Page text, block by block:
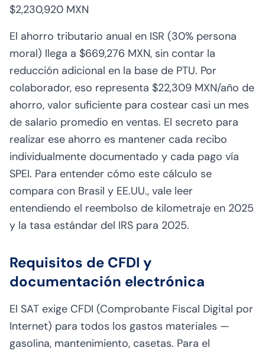
$2,230,920 MXN
El ahorro tributario anual en ISR (30% persona
moral) llega a $669,276 MXN, sin contar la
reducción adicional en la base de PTU. Por
colaborador, eso representa $22,309 MXN/año de
ahorro, valor suficiente para costear casi un mes
de salario promedio en ventas. El secreto para
realizar ese ahorro es mantener cada recibo
individualmente documentado y cada pago vía
SPEI. Para entender cómo este cálculo se
compara con Brasil y EE.UU., vale leer
entendiendo el reembolso de kilometraje en 2025
y la tasa estándar del IRS para 2025.
Requisitos de CFDI y
documentación electrónica
El SAT exige CFDI (Comprobante Fiscal Digital por
Internet) para todos los gastos materiales —
gasolina, mantenimiento, casetas. Para el